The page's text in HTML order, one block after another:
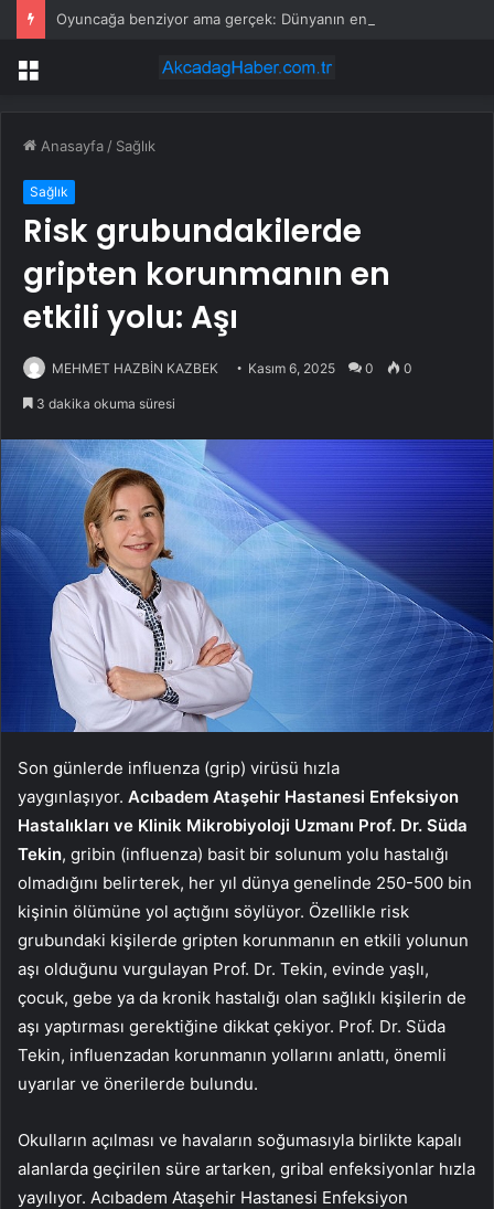
Menü
Anasayfa / Sağlık
Sağlık
Risk grubundakilerde
gripten korunmanın en
etkili yolu: Aşı
MEHMET HAZBİN KAZBEK Kasım 6, 2025 0 0
3 dakika okuma süresi
Son günlerde influenza (grip) virüsü hızla
yaygınlaşıyor. Acıbadem Ataşehir Hastanesi Enfeksiyon
Hastalıkları ve Klinik Mikrobiyoloji Uzmanı Prof. Dr. Süda
Tekin, gribin (influenza) basit bir solunum yolu hastalığı
olmadığını belirterek, her yıl dünya genelinde 250-500 bin
kişinin ölümüne yol açtığını söylüyor. Özellikle risk
grubundaki kişilerde gripten korunmanın en etkili yolunun
aşı olduğunu vurgulayan Prof. Dr. Tekin, evinde yaşlı,
çocuk, gebe ya da kronik hastalığı olan sağlıklı kişilerin de
aşı yaptırması gerektiğine dikkat çekiyor. Prof. Dr. Süda
Tekin, influenzadan korunmanın yollarını anlattı, önemli
uyarılar ve önerilerde bulundu.
Okulların açılması ve havaların soğumasıyla birlikte kapalı
alanlarda geçirilen süre artarken, gribal enfeksiyonlar hızla
yayılıyor. Acıbadem Ataşehir Hastanesi Enfeksiyon